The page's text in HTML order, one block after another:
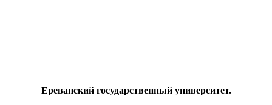
Ереванский государственный университет.